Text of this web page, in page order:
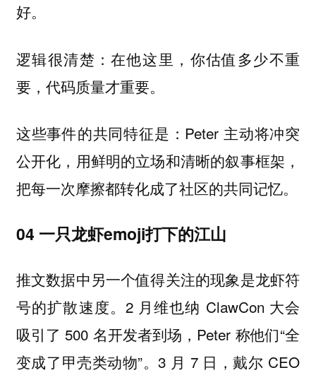
好。
逻辑很清楚：在他这里，你估值多少不重
要，代码质量才重要。
这些事件的共同特征是：Peter 主动将冲突
公开化，用鲜明的立场和清晰的叙事框架，
把每一次摩擦都转化成了社区的共同记忆。
04 一只龙虾emoji打下的江山
推文数据中另一个值得关注的现象是龙虾符
号的扩散速度。2 月维也纳 ClawCon 大会
吸引了 500 名开发者到场，Peter 称他们“全
变成了甲壳类动物”。3 月 7 日，戴尔 CEO